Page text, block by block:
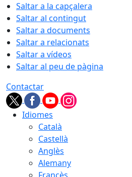
Saltar a la capçalera
Saltar al contingut
Saltar a documents
Saltar a relacionats
Saltar a vídeos
Saltar al peu de pàgina
Contactar
Idiomes
Català
Castellà
Anglès
Alemany